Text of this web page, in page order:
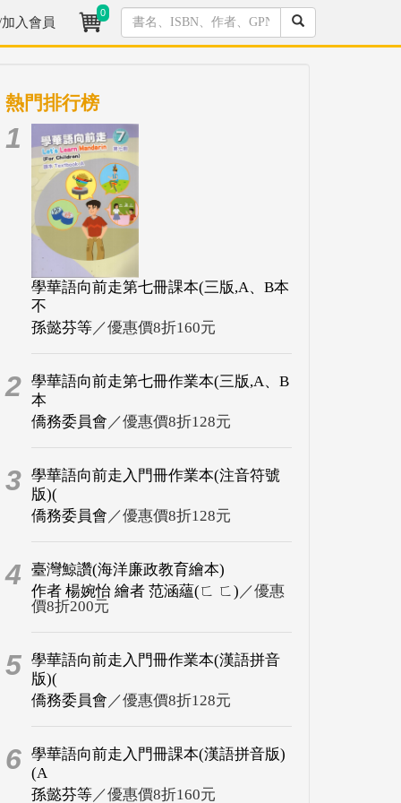
入會員
0
熱門排行榜
1
學華語向前走第七冊課本(三版,A、B本
不
孫懿芬等／優惠價8折160元
2 學華語向前走第七冊作業本(三版,A、B
本
僑務委員會 ／優惠價8折128元
3 學華語向前走入門冊作業本(注音符號
版)(
僑務委員會 ／優惠價8折128元
4
臺灣鯨讚(海洋廉政教育繪本)
作者 楊婉怡 繪者 范涵蘊(ㄈ ㄈ) ／優惠
價8折200元
5 學華語向前走入門冊作業本(漢語拼音
版)(
僑務委員會 ／優惠價8折128元
6 學華語向前走入門冊課本(漢語拼音版)
(A
孫懿芬等／優惠價8折160元